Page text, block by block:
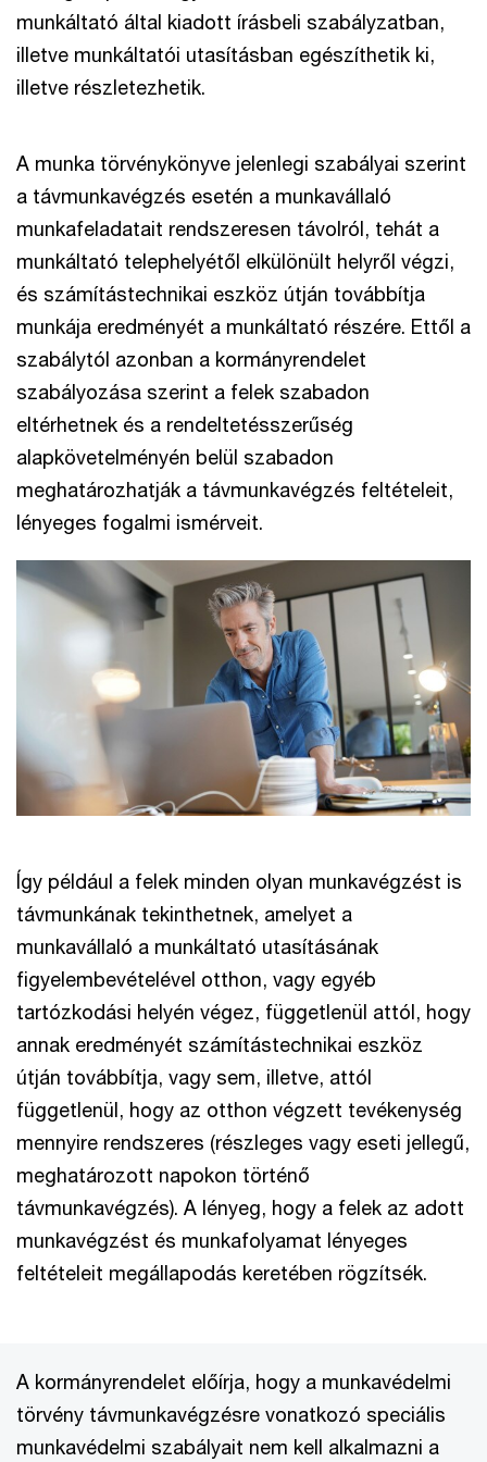
munkáltató által kiadott írásbeli szabályzatban,
illetve munkáltatói utasításban egészíthetik ki,
illetve részletezhetik.
A munka törvénykönyve jelenlegi szabályai szerint
a távmunkavégzés esetén a munkavállaló
munkafeladatait rendszeresen távolról, tehát a
munkáltató telephelyétől elkülönült helyről végzi,
és számítástechnikai eszköz útján továbbítja
munkája eredményét a munkáltató részére. Ettől a
szabálytól azonban a kormányrendelet
szabályozása szerint a felek szabadon
eltérhetnek és a rendeltetésszerűség
alapkövetelményén belül szabadon
meghatározhatják a távmunkavégzés feltételeit,
lényeges fogalmi ismérveit.
Így például a felek minden olyan munkavégzést is
távmunkának tekinthetnek, amelyet a
munkavállaló a munkáltató utasításának
figyelembevételével otthon, vagy egyéb
tartózkodási helyén végez, függetlenül attól, hogy
annak eredményét számítástechnikai eszköz
útján továbbítja, vagy sem, illetve, attól
függetlenül, hogy az otthon végzett tevékenység
mennyire rendszeres (részleges vagy eseti jellegű,
meghatározott napokon történő
távmunkavégzés). A lényeg, hogy a felek az adott
munkavégzést és munkafolyamat lényeges
feltételeit megállapodás keretében rögzítsék.
A kormányrendelet előírja, hogy a munkavédelmi
törvény távmunkavégzésre vonatkozó speciális
munkavédelmi szabályait nem kell alkalmazni a